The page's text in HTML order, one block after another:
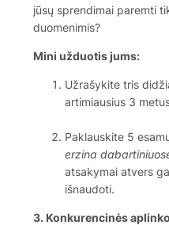
jūsų sprendimai paremti
duomenimis?
Mini užduotis jums:
Užrašykite tris
artimiausius 3
Paklauskite 5
erzina
atsakymai atvers
išnaudoti.
3. Konkurencinės